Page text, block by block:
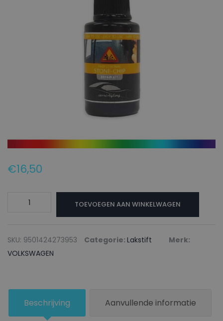
€16,50
VOLKSWAGEN
NIGHT
BLUE
aantal
TOEVOEGEN AAN WINKELWAGEN
SKU: 9501424273953 Categorie: Lakstift
Merk:
VOLKSWAGEN
Beschrijving Aanvullende informatie